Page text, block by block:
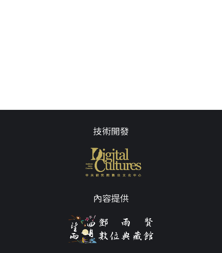
技術開發
內容提供